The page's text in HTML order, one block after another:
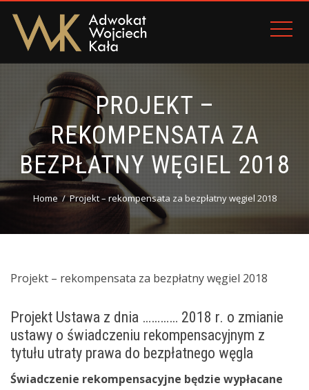
PROJEKT –
REKOMPENSATA ZA
BEZPŁATNY WĘGIEL 2018
Home Projekt – rekompensata za bezpłatny węgiel 2018
Projekt – rekompensata za bezpłatny węgiel 2018
Projekt Ustawa z dnia ………… 2018 r. o zmianie
ustawy o świadczeniu rekompensacyjnym z
tytułu utraty prawa do bezpłatnego węgla
Świadczenie rekompensacyjne będzie wypłacane